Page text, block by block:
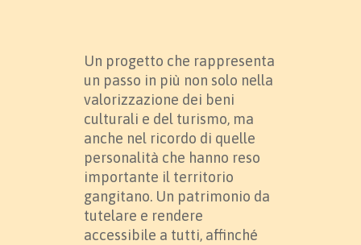
Un progetto che rappresenta
un passo in più non solo nella
valorizzazione dei beni
culturali e del turismo, ma
anche nel ricordo di quelle
personalità che hanno reso
importante il territorio
gangitano. Un patrimonio da
tutelare e rendere
accessibile a tutti, affinché